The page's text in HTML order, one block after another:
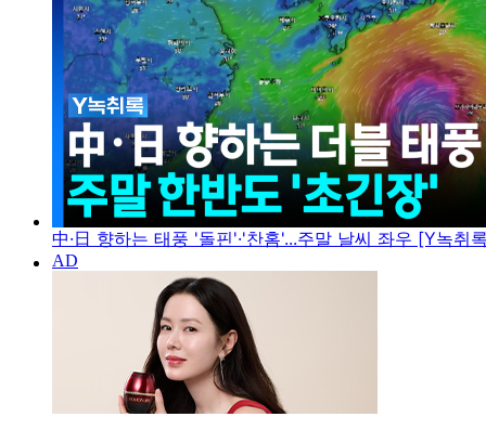
中·日 향하는 태풍 '돌핀'·'찬홈'...주말 날씨 좌우 [Y녹취